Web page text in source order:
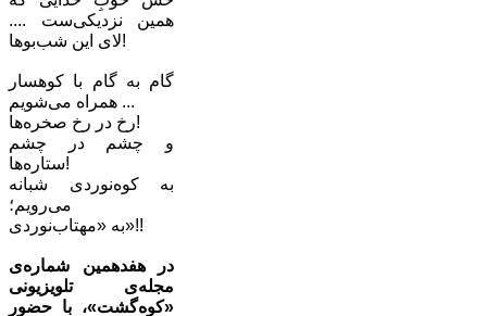
همین نزدیکی‌ست ....
لای این شب‌بوها!‌
گام به گام با کوهسار
همراه می‌شویم ...
رخ در رخ صخره‌ها!
و چشم در چشم
ستاره‌ها!
به کوه‌نوردی شبانه
می‌رویم؛
به «مهتاب‌نوردی»!!
در هفدهمین شماره‌ی
مجله‌ی تلویزیونی
«کوه‌گشت»، با حضور